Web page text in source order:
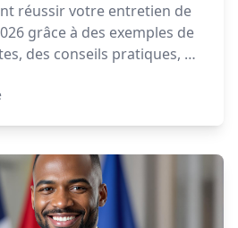
réussir votre entretien de
grâce à des exemples de
des conseils pratiques, et